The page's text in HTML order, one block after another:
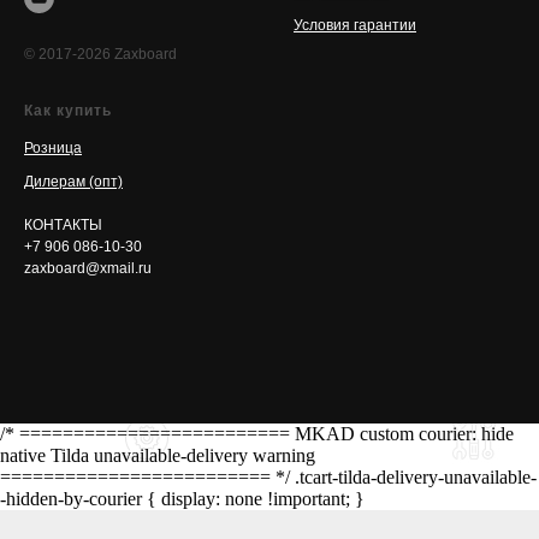
© 2017-2026 Zaxboard
Условия гарантии
Как купить
Розница
Дилерам (опт)
КОНТАКТЫ
+7 906 086-10-30
zaxboard@xmail.ru
/* ========================= MKAD custom courier: hide
native Tilda unavailable-delivery warning
========================= */ .tcart-tilda-delivery-unavailable-
-hidden-by-courier { display: none !important; }